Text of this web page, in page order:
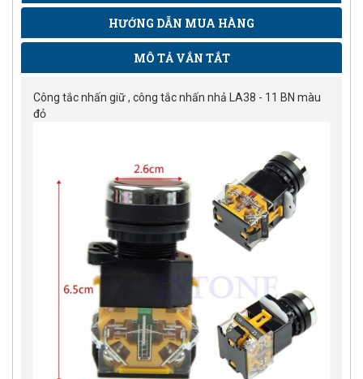
HƯỚNG DẪN MUA HÀNG
MÔ TẢ VẮN TẮT
Công tắc nhấn giữ , công tắc nhấn nhả LA38 - 11 BN màu
đỏ